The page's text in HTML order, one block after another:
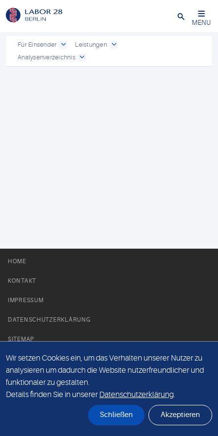
Schließen
MENU
Für Einsender
Leistungen
Analysenverzeichnis
HOME
KONTAKT
IMPRESSUM
DATENSCHUTZERKLÄRUNG
SITEMAP
NEWS PARTNER
Wir setzen Cookies ein, um das Verhalten unserer Nutzer zu
analysieren um dadurch die Website nutzerfreundlicher und
funktionaler zu gestalten.
Details finden Sie in unserer Datenschutzerklärung.
Schließen Akzeptieren